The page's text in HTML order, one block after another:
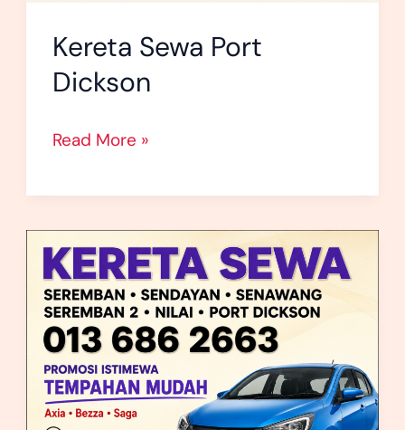
Kereta Sewa Port
Dickson
Read More »
Kereta
Sewa
Senawang